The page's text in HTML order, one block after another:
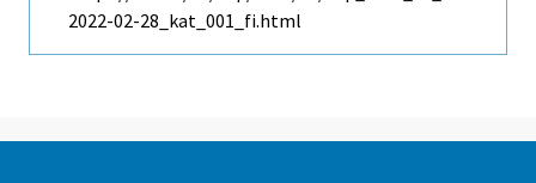
2022-02-28_kat_001_fi.html